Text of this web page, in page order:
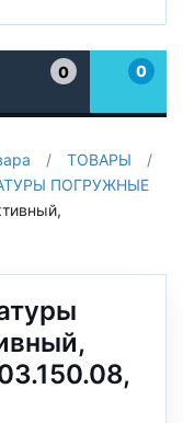
0
0
/ ТОВАРЫ
/
ПОГРУЖНЫЕ